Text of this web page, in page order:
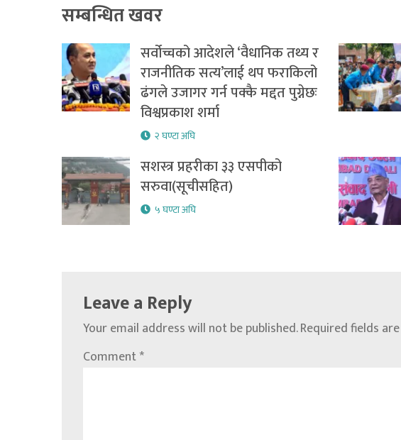
सम्बन्धित खवर
सर्वोच्चको आदेशले ‘वैधानिक तथ्य र
राजनीतिक सत्य’लाई थप फराकिलो
ढंगले उजागर गर्न पक्कै मद्दत पुग्नेछः
विश्वप्रकाश शर्मा
२ घण्टा अघि
सशस्त्र प्रहरीका ३३ एसपीको
सरुवा(सूचीसहित)
५ घण्टा अघि
Leave a Reply
Your email address will not be published.Required fields
Comment*